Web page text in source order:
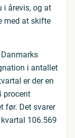
i årevis, og at
med at skifte
i antallet
er der en
procent
før. Det svarer
106.569